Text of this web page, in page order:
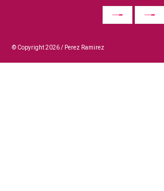
© Copyright 2026 / Perez Ramirez